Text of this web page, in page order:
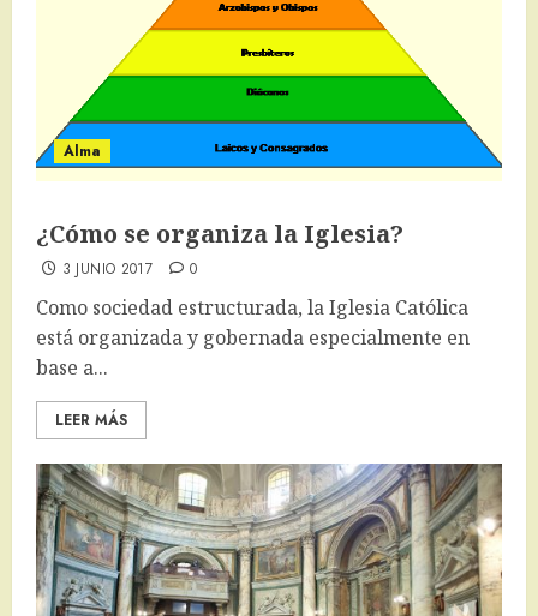
Alma
¿Cómo se organiza la Iglesia?
3 JUNIO 2017 0
Como sociedad estructurada, la Iglesia Católica
está organizada y gobernada especialmente en
base a...
LEER MÁS